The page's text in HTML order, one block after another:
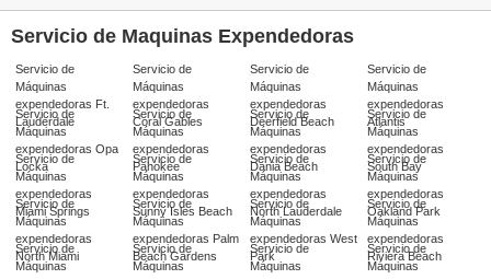
Servicio de Maquinas Expendedoras
Servicio de
Máquinas
expendedoras Ft.
Lauderdale
Servicio de
Máquinas
expendedoras
Coral Gables
Servicio de
Máquinas
expendedoras
Deerfield Beach
Servicio de
Máquinas
expendedoras
Atlantis
Servicio de
Máquinas
expendedoras Opa
Locka
Servicio de
Máquinas
expendedoras
Pahokee
Servicio de
Máquinas
expendedoras
Dania Beach
Servicio de
Máquinas
expendedoras
South Bay
Servicio de
Máquinas
expendedoras
Miami Springs
Servicio de
Máquinas
expendedoras
Sunny Isles Beach
Servicio de
Máquinas
expendedoras
North Lauderdale
Servicio de
Máquinas
expendedoras
Oakland Park
Servicio de
Máquinas
expendedoras
North Miami
Servicio de
Máquinas
expendedoras Palm
Beach Gardens
Servicio de
Máquinas
expendedoras West
Park
Servicio de
Máquinas
expendedoras
Riviera Beach
Servicio de
Máquinas
Servicio de
Máquinas
Servicio de
Máquinas
Servicio de
Máquinas